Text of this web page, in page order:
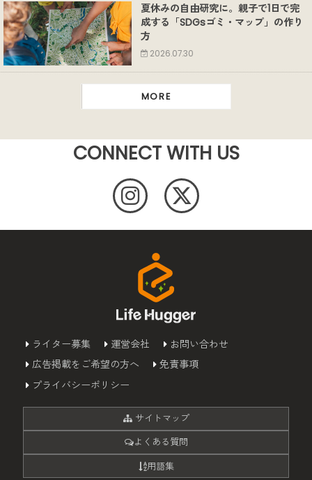
夏休みの自由研究に。親子で1日で完
成する「SDGsゴミ・マップ」の作り
方
2026.07.30
MORE
CONNECT WITH US
ライター募集 運営会社
お問い合わせ
広告掲載をご希望の方へ
免責事項
プライバシーポリシー
サイトマップ
よくある質問
用語集